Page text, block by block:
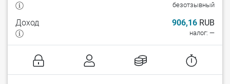
безотзывный
Доход 906,16 RUB
налог: —